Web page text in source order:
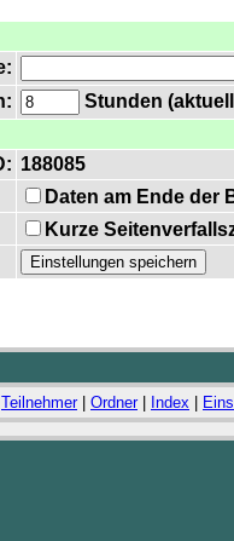
Stunden
188085
Daten am Ende der
Kurze
Teilnehmer| Ordner| Index